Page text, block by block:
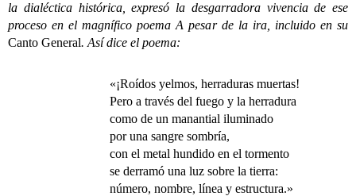
la dialéctica histórica, expresó la desgarradora vivencia de ese
proceso en el magnífico poema A pesar de la ira, incluido en su
Canto General. Así dice el poema:
«¡Roídos yelmos, herraduras muertas!
Pero a través del fuego y la herradura
como de un manantial iluminado
por una sangre sombría,
con el metal hundido en el tormento
se derramó una luz sobre la tierra:
número, nombre, línea y estructura.»